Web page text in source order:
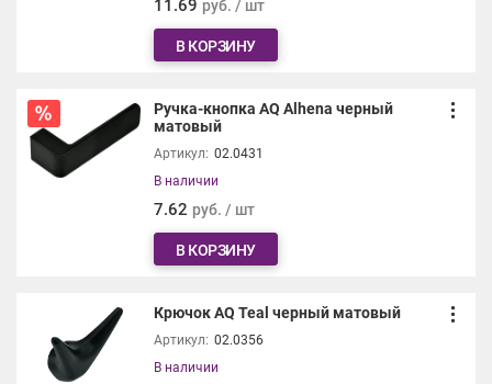
11.69 руб. / шт
В КОРЗИНУ
Ручка-кнопка AQ Alhena черный
матовый
Артикул: 02.0431
В наличии
7.62 руб. / шт
В КОРЗИНУ
Крючок AQ Teal черный матовый
Артикул: 02.0356
В наличии